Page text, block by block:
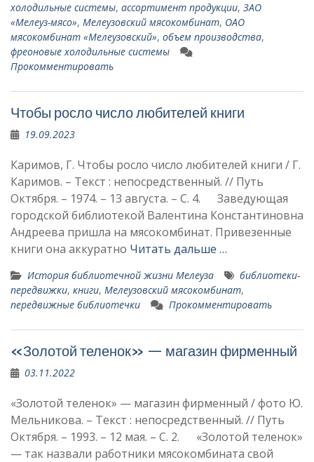
холодильные сис­темы, ассорти­мент продукции, ЗАО
«Мелеуз-мясо», Мелеузовский мясокомбинат, ОАО
мясокомбинат «Мелеузовский», объем произ­водства,
фреоновые холодильные сис­темы
Прокомментировать
Чтобы росло число любителей книги
19.09.2023
Каримов, Г. Чтобы росло число любителей книги / Г.
Каримов. – Текст : непосредственный. // Путь
Октября. – 1974. – 13 августа. – С. 4. Заведующая
городской биб­лиотекой Валентина Константи­новна
Андреева пришла на мя­сокомбинат. Привезенные
кни­ги она аккуратно Читать дальше …
История библиотечной жизни Мелеуза
библиотеки-
передвижки, книги, Мелеузовский мясокомбинат,
передвижные библиотечки
Прокомментировать
«Золотой теленок» — магазин фирменный
03.11.2022
«Золотой теленок» — магазин фирменный / фото Ю.
Мельникова. – Текст : непосредственный. // Путь
Октября. – 1993. – 12 мая. – С. 2. «Золотой теленок»
— так назвали работники мясокомбината свой